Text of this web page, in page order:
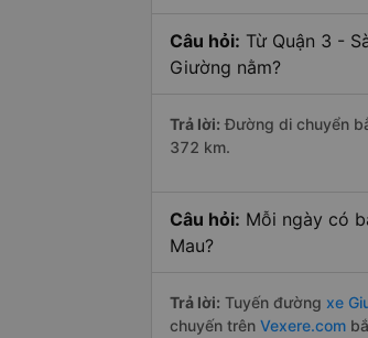
Câu hỏi: Từ Quận 3 -
Giường nằm?
Trả lời: Đường di chuyển
372 km.
Câu hỏi: Mỗi ngày có
Mau?
Trả lời: Tuyến đường xe
chuyến trên Vexere.com